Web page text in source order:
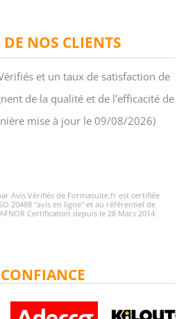
DE NOS CLIENTS
et un taux de satisfaction de
de la qualité et de l'efficacité de
mise à jour le 09/08/2026)
Avis Vérifiés de Formasuite.fr est certifiée
20488 "avis en ligne" et au référentiel de
Certification depuis le 28 Mars 2014.